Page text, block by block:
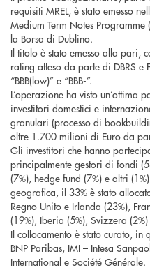
requisiti MREL, è stato emesso
Medium Term Notes
la Borsa di Dublino.
Il titolo è stato emesso alla pari,
rating atteso da parte di DBRS e
“BBB(low)” e “BBB-”.
L’operazione ha visto
investitori domestici e
granulari (processo di
oltre 1.700 milioni di Euro da
Gli investitori che hanno
principalmente gestori di fondi
(7%), hedge fund (7%) e altri
geografica, il 33% è stato
Regno Unito e Irlanda (23%),
(19%), Iberia (5%), Svizzera
Il collocamento è stato curato,
BNP Paribas, IMI – Intesa
International e Société Générale.